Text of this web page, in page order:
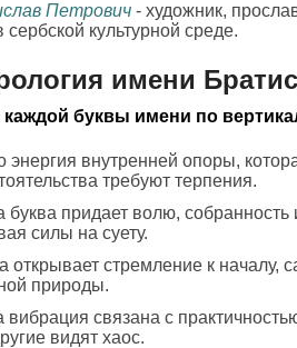
Петрович - художник,
сербской культурной среде.
имени
каждой буквы имени по
энергия внутренней опоры,
требуют терпения.
буква придает волю,
силы на суету.
открывает стремление к началу,
природы.
вибрация связана с
видят хаос.